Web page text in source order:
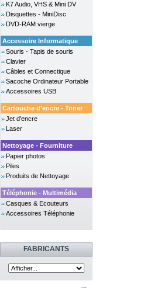
K7 Audio, VHS & Mini DV
Disquettes - MiniDisc
DVD-RAM vierge
Accessoire Informatique
Souris - Tapis de souris
Clavier
Câbles et Connectique
Sacoche Ordinateur Portable
Accessoires USB
Cartouche d'encre - Toner
Jet d'encre
Laser
Nettoyage - Fourniture
Papier photos
Piles
Produits de Nettoyage
Téléphonie - Multimédia
Casques & Ecouteurs
Accessoires Téléphonie
FABRICANTS